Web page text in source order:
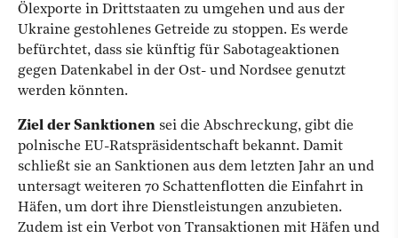
Ölexporte in Drittstaaten zu umgehen und aus der
Ukraine gestohlenes Getreide zu stoppen. Es werde
befürchtet, dass sie künftig für Sabotageaktionen
gegen Datenkabel in der Ost- und Nordsee genutzt
werden könnten.
Ziel der Sanktionen sei die Abschreckung, gibt die
polnische EU-Ratspräsidentschaft bekannt. Damit
schließt sie an Sanktionen aus dem letzten Jahr an und
untersagt weiteren 70 Schattenflotten die Einfahrt in
Häfen, um dort ihre Dienstleistungen anzubieten.
Zudem ist ein Verbot von Transaktionen mit Häfen und